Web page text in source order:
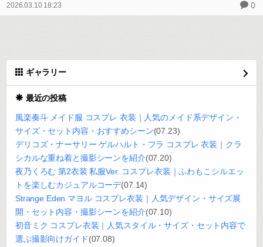
2026.03.10 18:23 0
ギャラリー
最近の投稿
風楽奏斗 メイド服 コスプレ 衣装｜人気のメイド系デザイン・
サイズ・セット内容・おすすめシーン(07.23)
デリコズ・ナーサリー ゲルハルト・フラ コスプレ 衣装｜クラ
シカルな重ね着と撮影シーンを紹介(07.20)
夜乃くろむ 第2衣装 私服Ver. コスプレ衣装｜ふわもこシルエッ
トを楽しむカジュアルコーデ(07.14)
Strange Eden マヨル コスプレ衣装｜人気デザイン・サイズ展
開・セット内容・撮影シーンを紹介(07.10)
初音ミク コスプレ衣装｜人気スタイル・サイズ・セット内容で
選ぶ撮影向けガイド(07.08)